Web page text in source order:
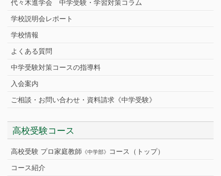
代々木進学会 中学受験・学習対策コラム
学校説明会レポート
学校情報
よくある質問
中学受験対策コースの指導料
入会案内
ご相談・お問い合わせ・資料請求《中学受験》
高校受験コース
高校受験 プロ家庭教師 《中学部》 コース（トップ）
コース紹介